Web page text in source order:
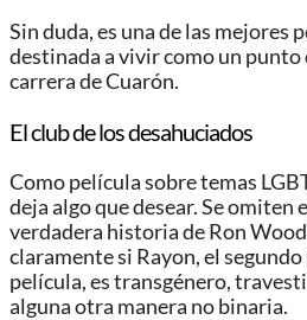
Sin duda, es una de las mejores
destinada a vivir como un punto
carrera de Cuarón.
El club de los desahuciados
Como película sobre temas
deja algo que desear. Se omiten
verdadera historia de Ron
claramente si Rayon, el
película, es transgénero,
alguna otra manera no binaria.